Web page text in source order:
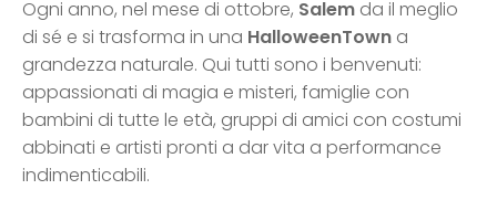
Ogni anno, nel mese di ottobre, Salem da il meglio
di sé e si trasforma in una HalloweenTown a
grandezza naturale. Qui tutti sono i benvenuti:
appassionati di magia e misteri, famiglie con
bambini di tutte le età, gruppi di amici con costumi
abbinati e artisti pronti a dar vita a performance
indimenticabili.